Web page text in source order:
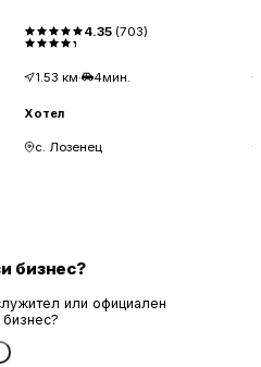
4.35 (703)
1.53 км· 4мин.
Хотел
с. Лозенец
бизнес?
или официален